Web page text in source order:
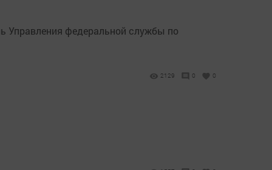
Управления федеральной службы по
2129 0 0